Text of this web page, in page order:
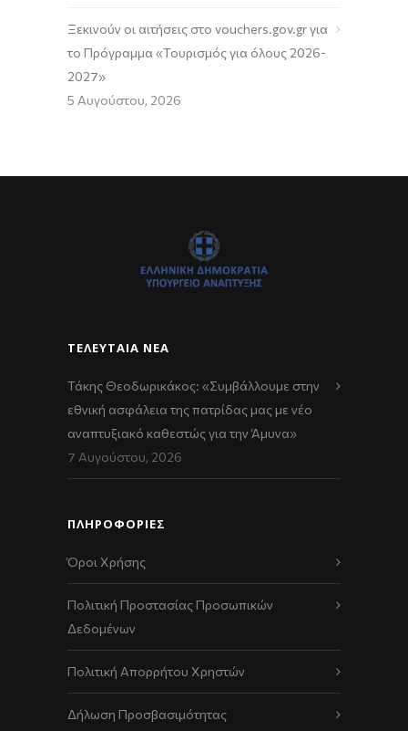
Ξεκινούν οι αιτήσεις στο vouchers.gov.gr για
το Πρόγραμμα «Τουρισμός για όλους 2026-
2027»
5 Αυγούστου, 2026
ΤΕΛΕΥΤΑΊΑ ΝΈΑ
Τάκης Θεοδωρικάκος: «Συμβάλλουμε στην
εθνική ασφάλεια της πατρίδας μας με νέο
αναπτυξιακό καθεστώς για την Άμυνα»
7 Αυγούστου, 2026
ΠΛΗΡΟΦΟΡΙΕΣ
Όροι Χρήσης
Πολιτική Προστασίας Προσωπικών
Δεδομένων
Πολιτική Απορρήτου Χρηστών
Δήλωση Προσβασιμότητας